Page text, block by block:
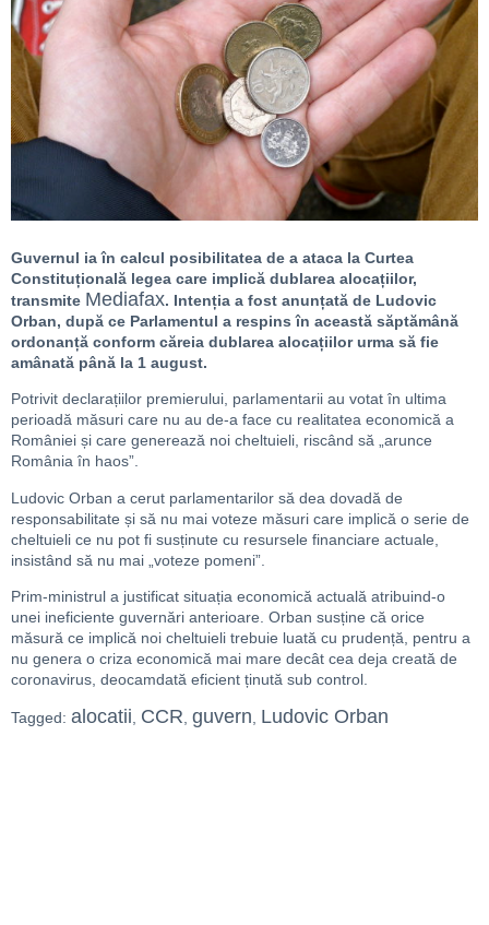
Guvernul ia în calcul posibilitatea de a ataca la Curtea
Constituțională legea care implică dublarea alocațiilor,
transmite Mediafax. Intenția a fost anunțată de Ludovic
Orban, după ce Parlamentul a respins în această săptămână
ordonanță conform căreia dublarea alocațiilor urma să fie
amânată până la 1 august.
Potrivit declarațiilor premierului, parlamentarii au votat în ultima
perioadă măsuri care nu au de-a face cu realitatea economică a
României și care generează noi cheltuieli, riscând să „arunce
România în haos”.
Ludovic Orban a cerut parlamentarilor să dea dovadă de
responsabilitate și să nu mai voteze măsuri care implică o serie de
cheltuieli ce nu pot fi susținute cu resursele financiare actuale,
insistând să nu mai „voteze pomeni”.
Prim-ministrul a justificat situația economică actuală atribuind-o
unei ineficiente guvernări anterioare. Orban susține că orice
măsură ce implică noi cheltuieli trebuie luată cu prudență, pentru a
nu genera o criza economică mai mare decât cea deja creată de
coronavirus, deocamdată eficient ținută sub control.
Tagged: alocatii CCR guvern Ludovic Orban